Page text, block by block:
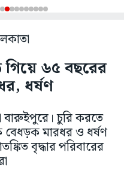
৬৫ বছরের
ধর্ষণ
বারুইপুরে। চুরি করতে
মারধর ও ধর্ষণ
বৃদ্ধার পরিবারের